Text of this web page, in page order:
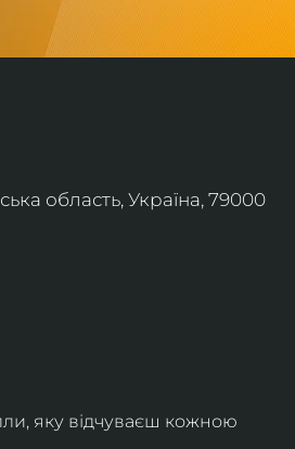
область, Україна, 79000
яку відчуваєш кожною